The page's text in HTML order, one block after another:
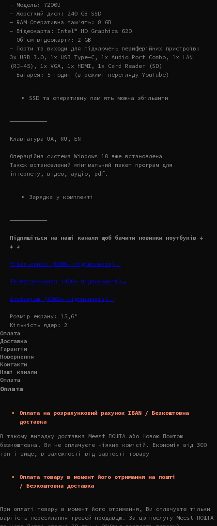
- Модель: 7200U
- Жорсткий диск: 240 GB SSD
- RAM Оперативна пам'ять: 8 GB
- Відеокарта: Intel® HD Graphics 620
- Об'єм відеокарти: 2 GB
- Порти та виходи для підключень периферійних пристроїв:
3x USB 3.0, 1x USB Type-C, 1x Audio Port Combo, 1x LAN
(RJ-45), 1x VGA, 1x HDMI, 1x Card Reader (SD)
- Батарея: 5 годин (в режимі перегляду YouTube)
SSD та оперативну пам'ять можна збільшити
———————————
Клавіатура UA, RU, EN
Операційна система Windows 10 вже встановлена
Також встановлений мінімальний пакет програм для
інтернету, відео, аудіо, pdf.
Зарядка у комплекті
———————————
Підпишіться на наші канали щоб бачити новинки ноутбуків ↓
↓ ↓
Viber-канал (6000+ підписників)→
Telegram-канал (400+ підписників)→
Instagram (3000+ підписників)→
Розмір екрану: 15,6"
Кількість ядер: 2
Оплата
Доставка
Гарантія
Повернення
Контакти
Наші канали
Оплата
Оплата
Оплата на розрахунковий рахунок IBAN / Безкоштовна
доставка
В такому випадку доставка Meest ПОШТА або Новою Поштою
безкоштовна. Ви не сплачуєте ніяких комісій. Економія від 300
грн і вище, в залежності від вартості товару
Оплата товару в момент його отримання на пошті
/ Безкоштовна доставка
При оплаті товару в момент його отримання, Ви сплачуєте тільки
вартість пересилання грошей продавцю. За цю послугу Meest ПОШТА